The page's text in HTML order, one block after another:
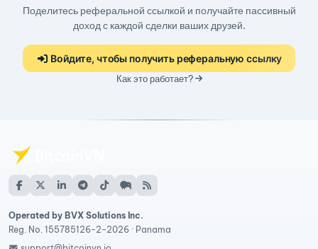
Поделитесь реферальной ссылкой и получайте пассивный
доход с каждой сделки ваших друзей.
Войдите, чтобы получить реферальную ссылку
Как это работает?
Operated by BVX Solutions Inc.
Reg. No. 155785126-2-2026 · Panama